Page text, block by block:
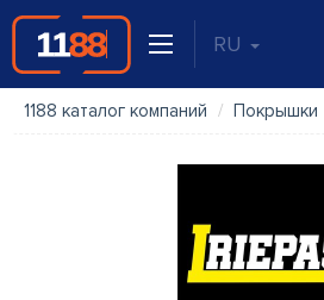
RU
1188 каталог компаний Покрышки